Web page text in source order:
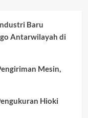
Baru
Antarwilayah di
Mesin,
Hioki